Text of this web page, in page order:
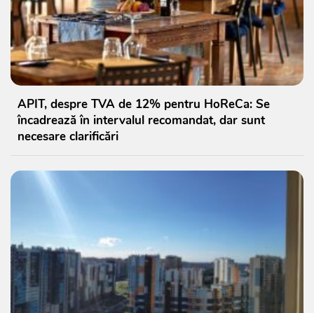
APIT, despre TVA de 12% pentru HoReCa: Se
încadrează în intervalul recomandat, dar sunt
necesare clarificări